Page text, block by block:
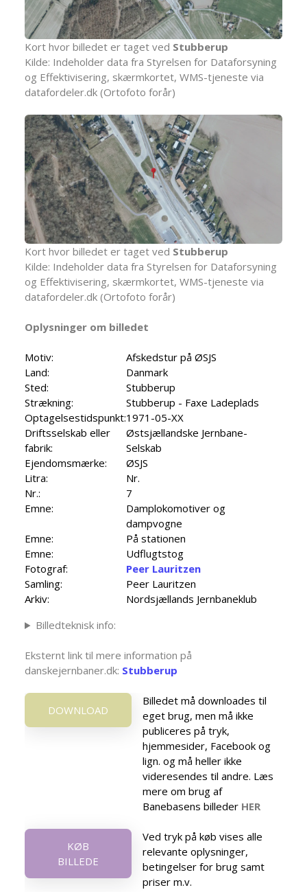
Kort hvor billedet er taget ved Stubberup
Kilde: Indeholder data fra Styrelsen for Dataforsyning
og Effektivisering, skærmkortet, WMS-tjeneste via
datafordeler.dk (Ortofoto forår)
Kort hvor billedet er taget ved Stubberup
Kilde: Indeholder data fra Styrelsen for Dataforsyning
og Effektivisering, skærmkortet, WMS-tjeneste via
datafordeler.dk (Ortofoto forår)
Oplysninger om billedet
Motiv:
Afskedstur på ØSJS
Land:
Danmark
Sted:
Stubberup
Strækning:
Stubberup - Faxe Ladeplads
Optagelsestidspunkt:1971-05-XX
Driftsselskab eller
fabrik:
Østsjællandske Jernbane-
Selskab
Ejendomsmærke:
ØSJS
Litra:
Nr.
Nr.:
7
Emne:
Damplokomotiver og
dampvogne
Emne:
På stationen
Emne:
Udflugtstog
Fotograf:
Peer Lauritzen
Samling:
Peer Lauritzen
Arkiv:
Nordsjællands Jernbaneklub
Billedteknisk info:
Eksternt link til mere information på
danskejernbaner.dk: Stubberup
DOWNLOAD
Billedet må downloades til
eget brug, men må ikke
publiceres på tryk,
hjemmesider, Facebook og
lign. og må heller ikke
videresendes til andre. Læs
mere om brug af
Banebasens billeder HER
KØB
BILLEDE
Ved tryk på køb vises alle
relevante oplysninger,
betingelser for brug samt
priser m.v.